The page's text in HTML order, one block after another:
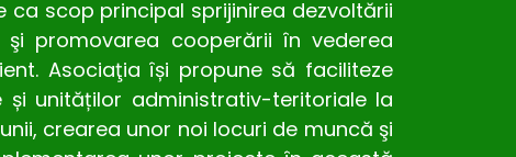
scop principal sprijinirea dezvoltării
promovarea cooperării în vederea
Asociaţia își propune să faciliteze
și unităților administrativ-teritoriale la
crearea unor noi locuri de muncă şi